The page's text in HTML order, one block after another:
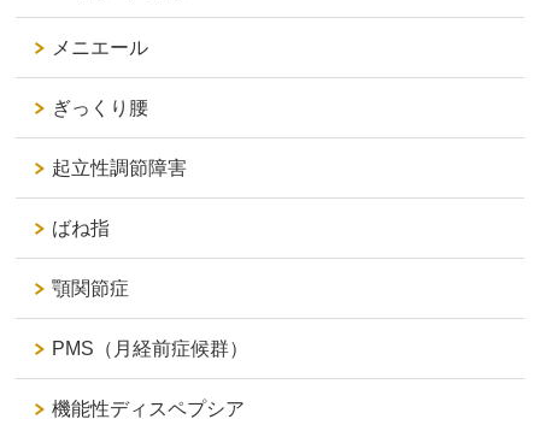
メニエール
ぎっくり腰
起立性調節障害
ばね指
顎関節症
PMS（月経前症候群）
機能性ディスペプシア